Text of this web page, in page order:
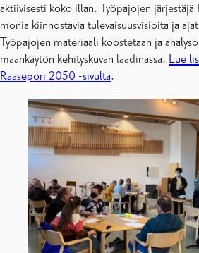
aktiivisesti koko illan. Työpajojen järjestäjä
monia kiinnostavia tulevaisuusvisioita ja
Työpajojen materiaali koostetaan ja
maankäytön kehityskuvan laadinassa. Lue
Raasepori 2050 -sivulta.